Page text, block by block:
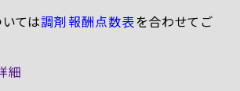
いては調剤報酬点数表を合わせてご
細